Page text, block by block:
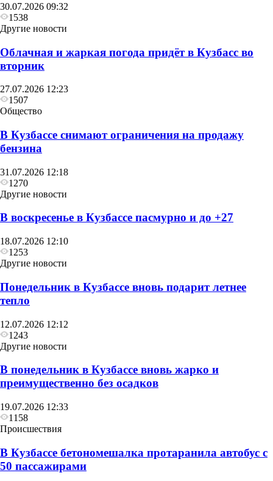
30.07.2026 09:32
1538
Другие новости
Облачная и жаркая погода придёт в Кузбасс во
вторник
27.07.2026 12:23
1507
Общество
В Кузбассе снимают ограничения на продажу
бензина
31.07.2026 12:18
1270
Другие новости
В воскресенье в Кузбассе пасмурно и до +27
18.07.2026 12:10
1253
Другие новости
Понедельник в Кузбассе вновь подарит летнее
тепло
12.07.2026 12:12
1243
Другие новости
В понедельник в Кузбассе вновь жарко и
преимущественно без осадков
19.07.2026 12:33
1158
Происшествия
В Кузбассе бетономешалка протаранила автобус с
50 пассажирами